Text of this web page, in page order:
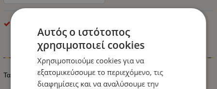
Πληροφορίες
Ταινία LED 4.8 watt 60 smd 2835 Θερμό Λευκό Αδιάβροχη
Αυτός ο ιστότοπος
χρησιμοποιεί cookies
Χρησιμοποιούμε cookies για να
εξατομικεύσουμε το περιεχόμενο, τις
διαφημίσεις και να αναλύσουμε την